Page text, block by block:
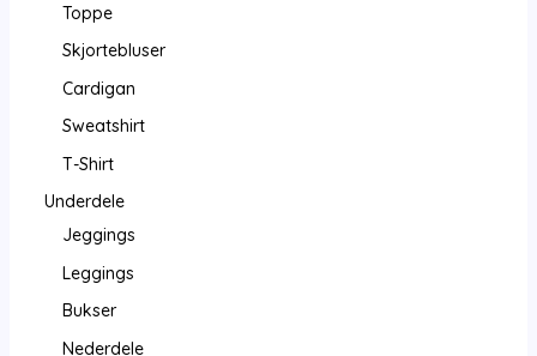
Toppe
Skjortebluser
Cardigan
Sweatshirt
T-Shirt
Underdele
Jeggings
Leggings
Bukser
Nederdele